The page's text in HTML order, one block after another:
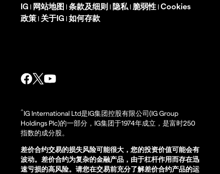
IG | 网站地图 | 条款及细则 | 隐私 | 脆弱性 | Cookies
政策 | 关于IG | 如何存款
^IG International Ltd是IG集团控股有限公司(IG Group
Holdings Plc)的一部分，IG集团于1974年成立，是富时250
指数的成分股。
差价合约交易的损失风险可能很大，您的投资价值可能会有
波动。差价合约为复杂的金融产品，由于杠杆作用而存在迅
速亏损的高风险。请您在交易前充分了解差价合约产品的运